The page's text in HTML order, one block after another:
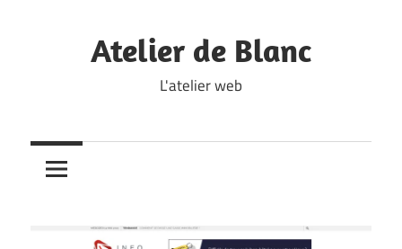
Atelier de Blanc
L'atelier web